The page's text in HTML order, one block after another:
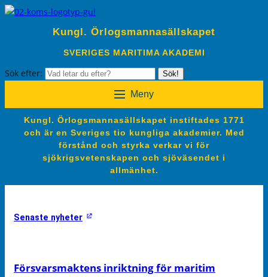
Kungl. Örlogsmannasällskapet
SVERIGES MARITIMA AKADEMI
Sök efter: Sök!
Meny
Kungl. Örlogsmannasällskapet instiftades 1771
och är en Sveriges tio kungliga akademier. Med
förstånd och styrka verkar vi för
sjökrigsvetenskapen och sjöväsendet i
allmänhet.
Senaste nyheter
Försvarsmaktens inriktning för maritim